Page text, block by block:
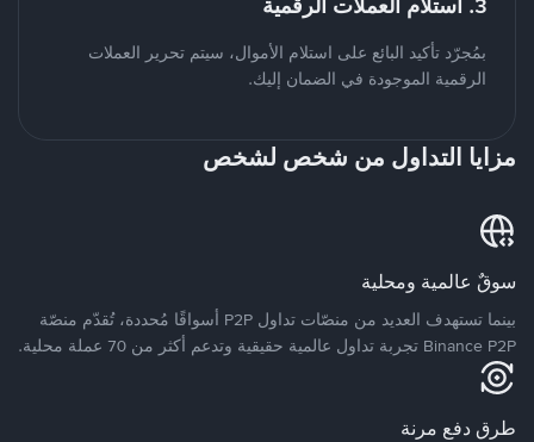
3. استلام العملات الرقمية
بمُجرّد تأكيد البائع على استلام الأموال، سيتم تحرير العملات
الرقمية الموجودة في الضمان إليك.
مزايا التداول من شخص لشخص
سوقٌ عالمية ومحلية
بينما تستهدف العديد من منصّات تداول P2P أسواقًا مُحددة، تُقدّم منصّة
Binance P2P تجربة تداول عالمية حقيقية وتدعم أكثر من 70 عملة محلية.
طرق دفع مرنة